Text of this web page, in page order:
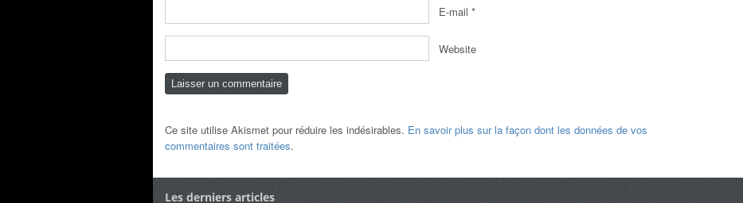
E-mail *
Website
Ce site utilise Akismet pour réduire les indésirables. En savoir plus sur la façon dont les données de vos
commentaires sont traitées.
Les derniers articles